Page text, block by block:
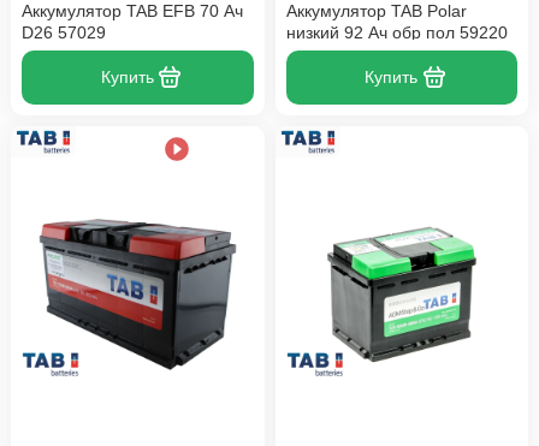
Аккумулятор TAB EFB 70 Ач
D26 57029
Купить
Аккумулятор TAB Polar
низкий 92 Ач обр пол 59220
Купить